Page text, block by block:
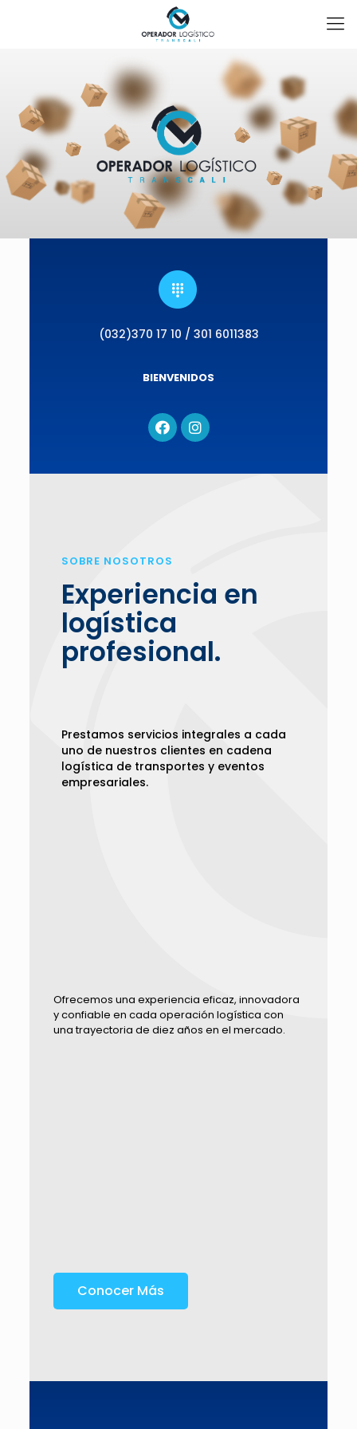
(032)370 17 10 / 301 6011383
BIENVENIDOS
SOBRE NOSOTROS
Experiencia en
logística
profesional.
Prestamos servicios integrales a cada
uno de nuestros clientes en cadena
logística de transportes y eventos
empresariales.
Ofrecemos una experiencia eficaz, innovadora
y confiable en cada operación logística con
una trayectoria de diez años en el mercado.
Conocer Más